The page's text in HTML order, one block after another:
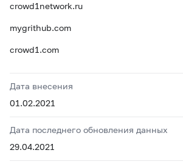
crowd1network.ru
mygrithub.com
crowd1.com
Дата внесения
01.02.2021
Дата последнего обновления данных
29.04.2021